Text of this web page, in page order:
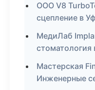
ООО V8
сцепление в
МедиЛаб
стоматология
Мастерская
Инженерные